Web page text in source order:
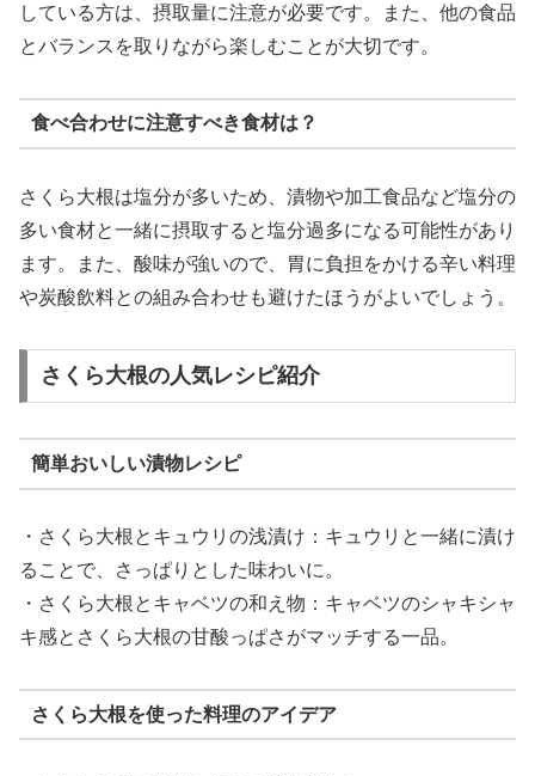
している方は、摂取量に注意が必要です。また、他の食品
とバランスを取りながら楽しむことが大切です。
食べ合わせに注意すべき食材は？
さくら大根は塩分が多いため、漬物や加工食品など塩分の
多い食材と一緒に摂取すると塩分過多になる可能性があり
ます。また、酸味が強いので、胃に負担をかける辛い料理
や炭酸飲料との組み合わせも避けたほうがよいでしょう。
さくら大根の人気レシピ紹介
簡単おいしい漬物レシピ
・さくら大根とキュウリの浅漬け：キュウリと一緒に漬け
ることで、さっぱりとした味わいに。
・さくら大根とキャベツの和え物：キャベツのシャキシャ
キ感とさくら大根の甘酸っぱさがマッチする一品。
さくら大根を使った料理のアイデア